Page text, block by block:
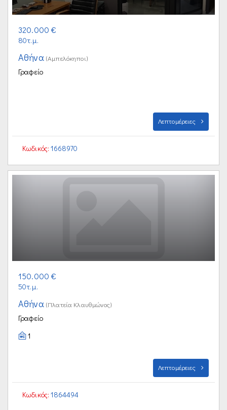
320.000 €
80τ.μ.
Αθήνα (Αμπελόκηποι)
Γραφείο
Λεπτομέρειες
Κωδικός: 1668970
150.000 €
50τ.μ.
Αθήνα (Πλατεία Κλαυθμώνος)
Γραφείο
1
Λεπτομέρειες
Κωδικός: 1864494